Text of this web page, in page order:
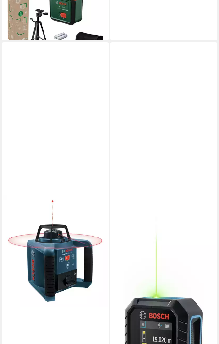
120,43 €
UVP 131,99 €
-9%
lieferbar - in 3-4 Werktagen bei dir